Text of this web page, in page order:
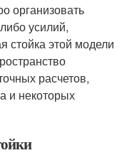
организовать
усилий,
этой модели
расчетов,
и некоторых